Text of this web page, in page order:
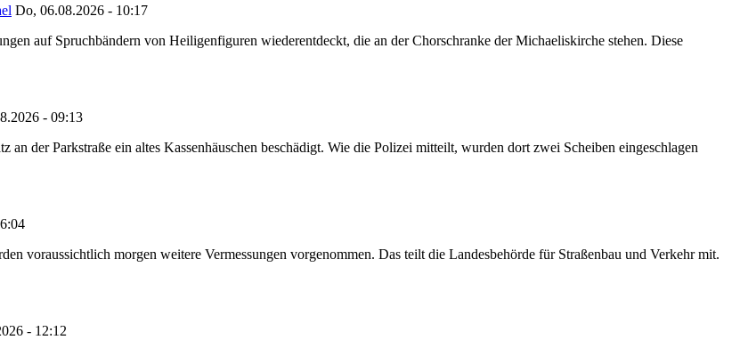
Do, 06.08.2026 - 10:17
auf Spruchbändern von Heiligenfiguren wiederentdeckt, die an der Chorschranke der Michaeliskirche stehen. Diese
- 09:13
der Parkstraße ein altes Kassenhäuschen beschädigt. Wie die Polizei mitteilt, wurden dort zwei Scheiben eingeschlagen
voraussichtlich morgen weitere Vermessungen vorgenommen. Das teilt die Landesbehörde für Straßenbau und Verkehr mit.
- 12:12